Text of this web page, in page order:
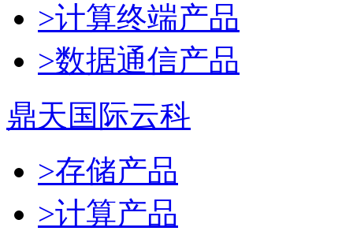
>计算终端产品
>数据通信产品
鼎天国际云科
>存储产品
>计算产品